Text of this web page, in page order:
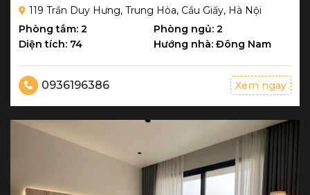
119 Trần Duy Hưng, Trung Hòa, Cầu Giấy, Hà Nội
Phòng tắm: 2
Phòng ngủ: 2
Diện tích: 74
Hướng nhà: Đông Nam
0936196386 Xem ngay